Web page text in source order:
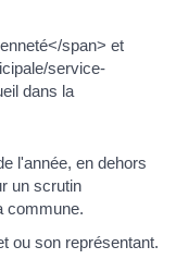
span> et
service-
dans la
l'année, en dehors
un scrutin
commune.
ou son représentant.